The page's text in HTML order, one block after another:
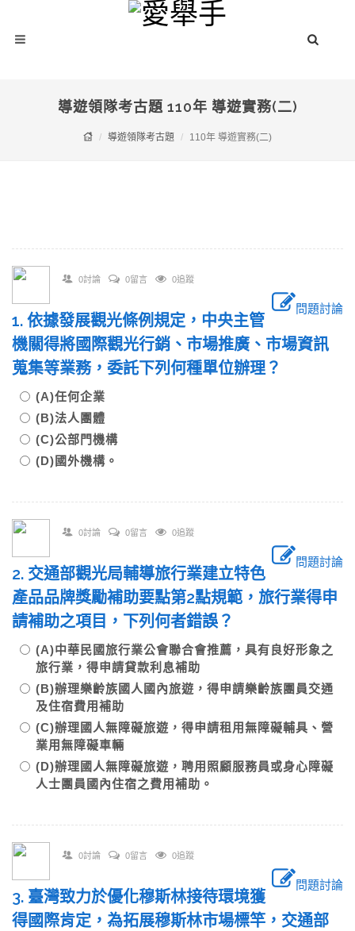
導遊領隊考古題 110年 導遊實務(二)
導遊領隊考古題 110年 導遊實務(二)
0討論 0留言 0追蹤
問題討論
1. 依據發展觀光條例規定，中央主管
機關得將國際觀光行銷、市場推廣、市場資訊
蒐集等業務，委託下列何種單位辦理？
(A)任何企業
(B)法人團體
(C)公部門機構
(D)國外機構。
0討論 0留言 0追蹤
問題討論
2. 交通部觀光局輔導旅行業建立特色
產品品牌獎勵補助要點第2點規範，旅行業得申
請補助之項目，下列何者錯誤？
(A)中華民國旅行業公會聯合會推薦，具有良好形象之
旅行業，得申請貸款利息補助
(B)辦理樂齡族國人國內旅遊，得申請樂齡族團員交通
及住宿費用補助
(C)辦理國人無障礙旅遊，得申請租用無障礙輔具、營
業用無障礙車輛
(D)辦理國人無障礙旅遊，聘用照顧服務員或身心障礙
人士團員國內住宿之費用補助。
0討論 0留言 0追蹤
問題討論
3. 臺灣致力於優化穆斯林接待環境獲
得國際肯定，為拓展穆斯林市場標竿，交通部